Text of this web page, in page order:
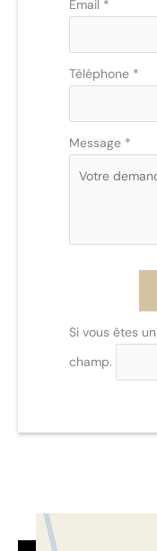
Email *
Téléphone *
Message *
Si vous êtes
champ.